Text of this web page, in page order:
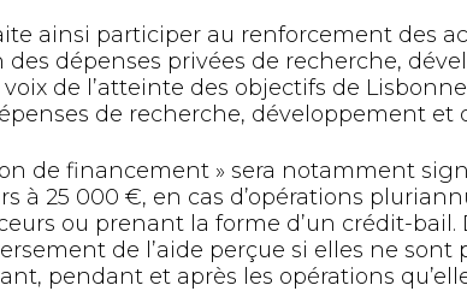
ainsi participer au renforcement des
des dépenses privées de recherche,
voix de l’atteinte des objectifs de
de recherche, développement et
de financement » sera notamment
à 25 000 €, en cas d’opérations
ou prenant la forme d’un crédit-
de l’aide perçue si elles ne
pendant et après les opérations